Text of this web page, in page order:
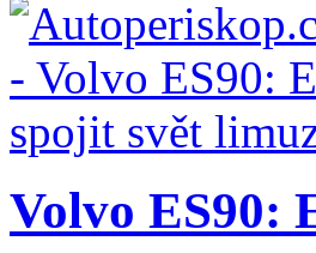
Volvo ES90: